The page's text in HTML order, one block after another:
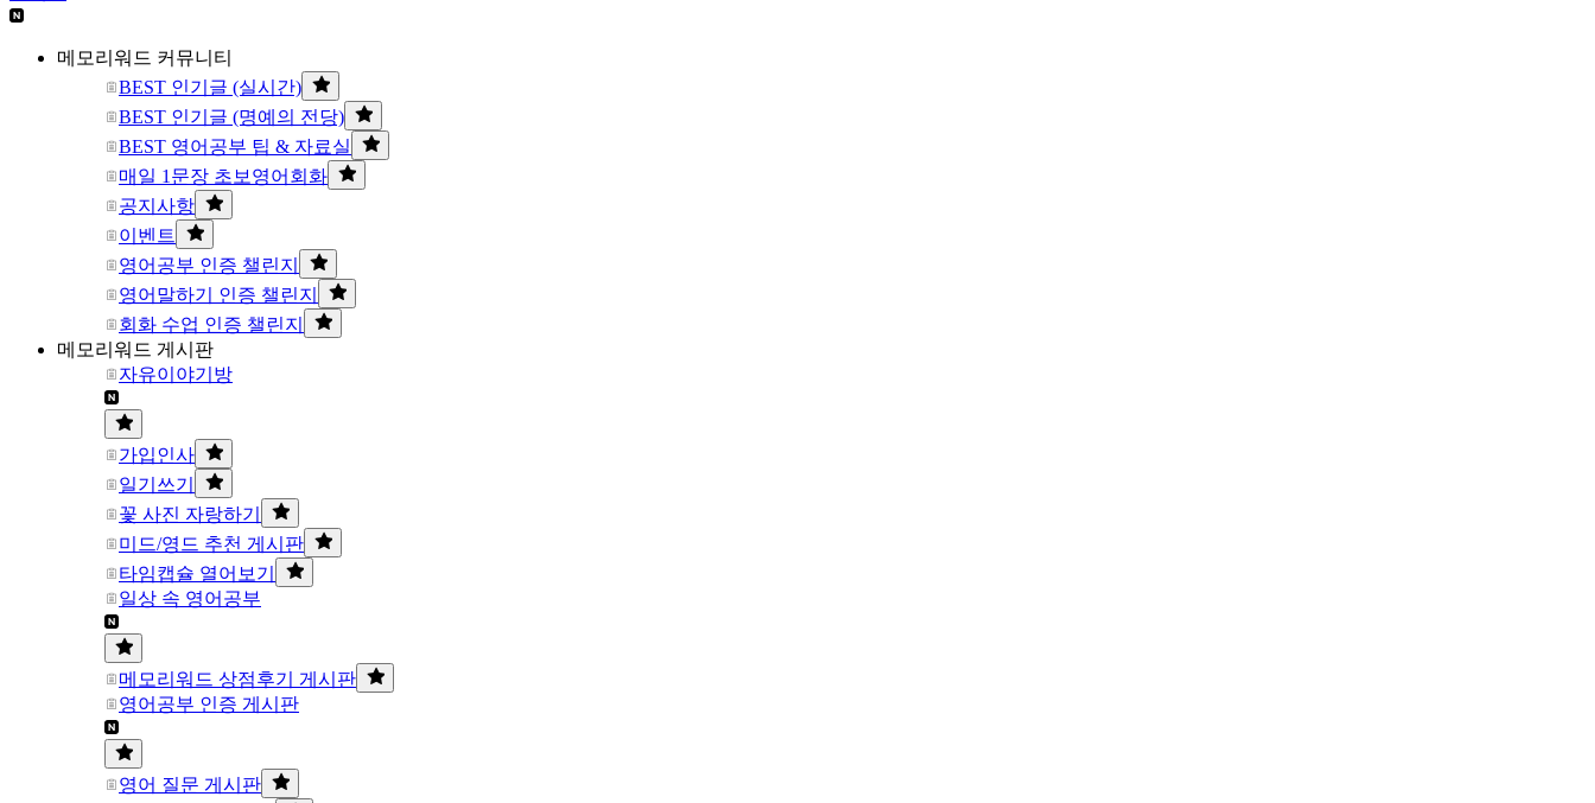
메모리워드 커뮤니티
BEST 인기글 (실시간)
BEST 인기글 (명예의 전당)
BEST 영어공부 팁 & 자료실
매일 1문장 초보영어회화
공지사항
이벤트
영어공부 인증 챌린지
영어말하기 인증 챌린지
회화 수업 인증 챌린지
메모리워드 게시판
자유이야기방
가입인사
일기쓰기
꽃 사진 자랑하기
미드/영드 추천 게시판
타임캡슐 열어보기
일상 속 영어공부
메모리워드 상점후기 게시판
영어공부 인증 게시판
영어 질문 게시판